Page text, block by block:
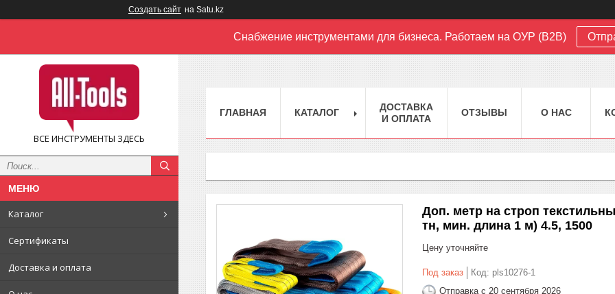
Создать сайт на Satu.kz
Снабжение инструментами для бизнеса. Работаем на ОУР (B2B)
ВСЕ ИНСТРУМЕНТЫ ЗДЕСЬ
Каталог
Сертификаты
Доставка и оплата
ГЛАВНАЯ КАТАЛОГ
ДОСТАВКА
И ОПЛАТА
ОТЗЫВЫ О НАС
Доп. метр на строп
тн, мин. длина 1 м) 4.5, 1500
Цену уточняйте
Под заказ Код: pls10276-1
Отправка с 20 сентября 2026